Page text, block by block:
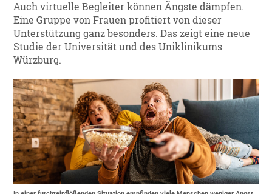
Auch virtuelle Begleiter können Ängste dämpfen.
Eine Gruppe von Frauen profitiert von dieser
Unterstützung ganz besonders. Das zeigt eine neue
Studie der Universität und des Uniklinikums
Würzburg.